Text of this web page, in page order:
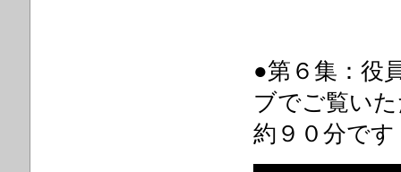
●第６集：役
ブでご覧い
約９０分です